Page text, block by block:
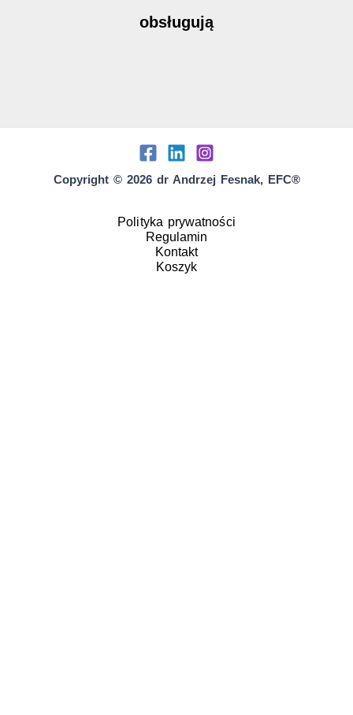
obsługują
Copyright © 2026 dr Andrzej Fesnak, EFC®
Polityka prywatności
Regulamin
Kontakt
Koszyk